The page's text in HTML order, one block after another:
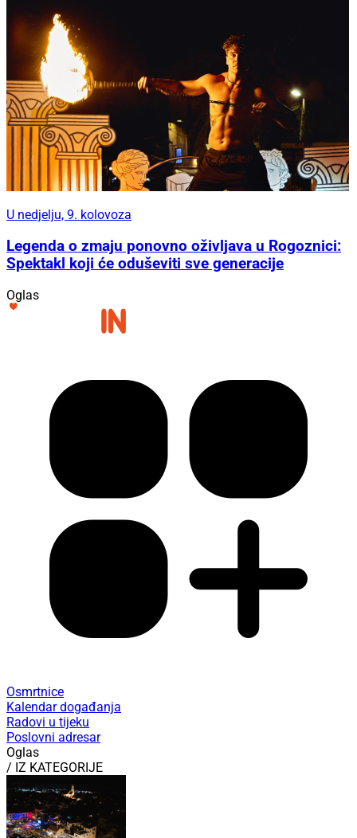
U nedjelju, 9. kolovoza
Legenda o zmaju ponovno oživljava u Rogoznici:
Spektakl koji će oduševiti sve generacije
Oglas
Osmrtnice
Kalendar događanja
Radovi u tijeku
Poslovni adresar
Oglas
/ IZ KATEGORIJE